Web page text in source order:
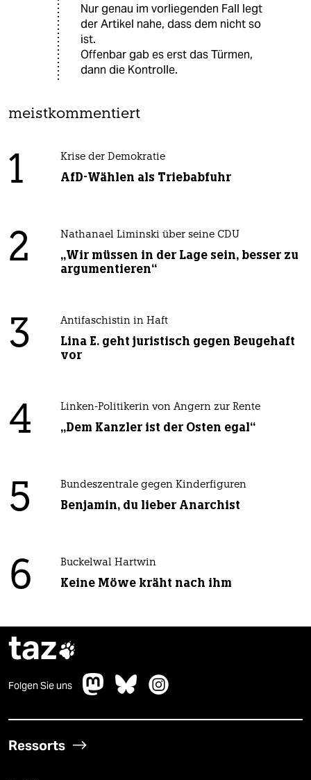
Nur genau im vorliegenden Fall legt
der Artikel nahe, dass dem nicht so
ist.
Offenbar gab es erst das Türmen,
dann die Kontrolle.
meistkommentiert
1 Krise der Demokratie
AfD-Wählen als Triebabfuhr
2 Nathanael Liminski über seine CDU
„Wir müssen in der Lage sein, besser zu
argumentieren“
3 Antifaschistin in Haft
Lina E. geht juristisch gegen Beugehaft
vor
4 Linken-Politikerin von Angern zur Rente
„Dem Kanzler ist der Osten egal“
5 Bundeszentrale gegen Kinderfiguren
Benjamin, du lieber Anarchist
6 Buckelwal Hartwin
Keine Möwe kräht nach ihm
taz
Folgen Sie uns
Ressorts